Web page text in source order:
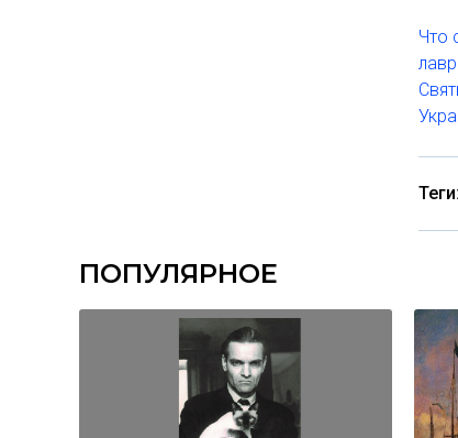
Что
Теги:
ПОПУЛЯРНОЕ